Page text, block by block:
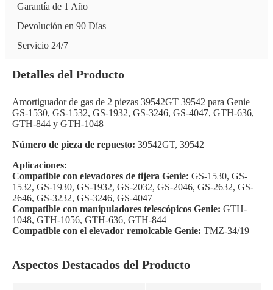
Garantía de 1 Año
Devolución en 90 Días
Servicio 24/7
Detalles del Producto
Amortiguador de gas de 2 piezas 39542GT 39542 para Genie
GS-1530, GS-1532, GS-1932, GS-3246, GS-4047, GTH-636,
GTH-844 y GTH-1048
Número de pieza de repuesto: 39542GT, 39542
Aplicaciones:
Compatible con elevadores de tijera Genie: GS-1530, GS-
1532, GS-1930, GS-1932, GS-2032, GS-2046, GS-2632, GS-
2646, GS-3232, GS-3246, GS-4047
Compatible con manipuladores telescópicos Genie: GTH-
1048, GTH-1056, GTH-636, GTH-844
Compatible con el elevador remolcable Genie: TMZ-34/19
Aspectos Destacados del Producto